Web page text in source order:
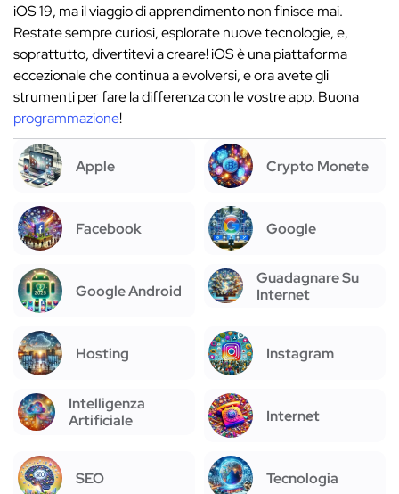
iOS 19, ma il viaggio di apprendimento non finisce mai.
Restate sempre curiosi, esplorate nuove tecnologie, e,
soprattutto, divertitevi a creare! iOS è una piattaforma
eccezionale che continua a evolversi, e ora avete gli
strumenti per fare la differenza con le vostre app. Buona
programmazione!
Apple Crypto Monete
Facebook Google
Google Android
Guadagnare Su
Internet
Hosting Instagram
Intelligenza
Artificiale
Internet
SEO Tecnologia